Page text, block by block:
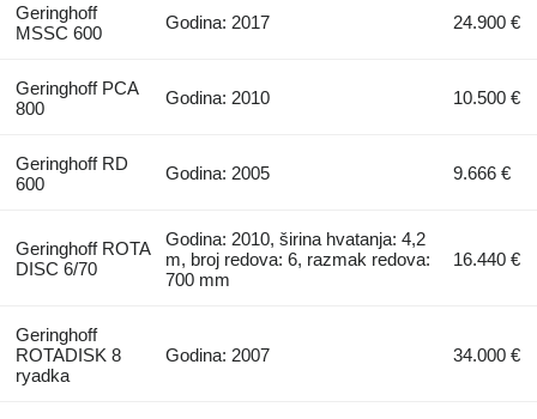
Geringhoff
MSSC 600
Godina: 2017 24.900 €
Geringhoff PCA
800
Godina: 2010 10.500 €
Geringhoff RD
600
Godina: 2005 9.666 €
Geringhoff ROTA
DISC 6/70
Godina: 2010, širina hvatanja: 4,2
m, broj redova: 6, razmak redova:
700 mm
16.440 €
Geringhoff
ROTADISK 8
ryadka
Godina: 2007 34.000 €